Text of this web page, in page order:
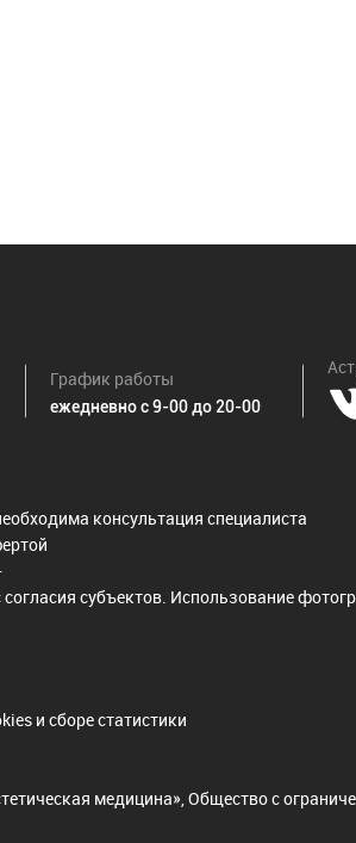
График работы
ежедневно с 9-00 до 20-00
консультация специалиста
субъектов. Использование
и сборе статистики
медицина», Общество с